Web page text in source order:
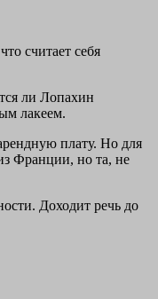
считает себя
ли Лопахин
лакеем.
плату. Но для
Франции, но та, не
Доходит речь до